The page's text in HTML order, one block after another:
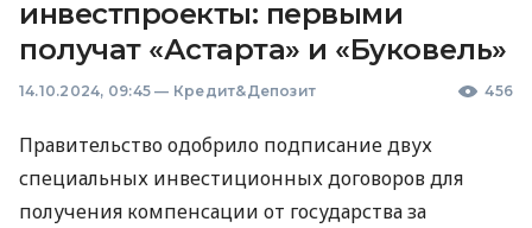
инвестпроекты: первыми
получат «Астарта» и «Буковель»
14.10.2024, 09:45 — Кредит&Депозит 456
Правительство одобрило подписание двух
специальных инвестиционных договоров для
получения компенсации от государства за